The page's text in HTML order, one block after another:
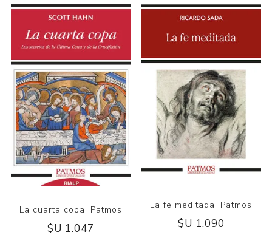
La cuarta copa. Patmos
$U 1.047
La fe meditada. Patmos
$U 1.090